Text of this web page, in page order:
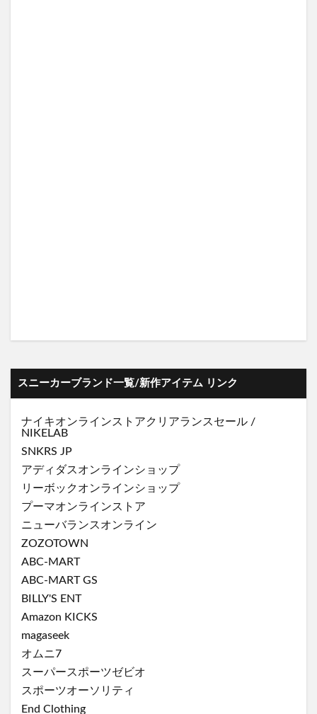
スニーカーブランド一覧/新作アイテム リンク
ナイキオンラインストアクリアランスセール /
NIKELAB
SNKRS JP
アディダスオンラインショップ
リーボックオンラインショップ
プーマオンラインストア
ニューバランスオンライン
ZOZOTOWN
ABC-MART
ABC-MART GS
BILLY'S ENT
Amazon KICKS
magaseek
オムニ7
スーパースポーツゼビオ
スポーツオーソリティ
End Clothing